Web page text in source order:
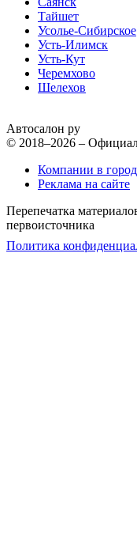
Тайшет
Усолье-Сибирское
Усть-Илимск
Усть-Кут
Черемхово
Шелехов
Автосалон ру
© 2018–2026 –
Компании в
Реклама на сайте
Перепечатка
первоисточника
Политика